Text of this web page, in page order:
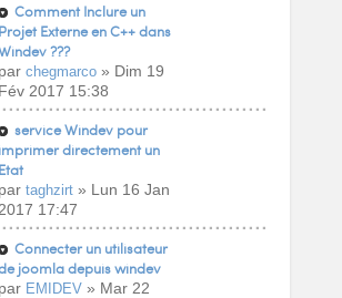
Comment Inclure un
Projet Externe en C++ dans
???
par chegmarco» Dim 19
Fév 2017 15:38
service Windev pour
imprimer directement un
Etat
par taghzirt» Lun 16 Jan
2017 17:47
Connecter un utilisateur
joomla depuis windev
par EMIDEV» Mar 22